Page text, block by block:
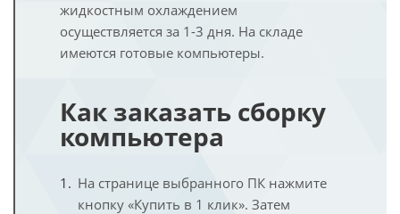
жидкостным охлаждением
осуществляется за 1-3 дня. На складе
имеются готовые компьютеры.
Как заказать сборку
компьютера
На странице выбранного ПК нажмите
кнопку «Купить в 1 клик». Затем